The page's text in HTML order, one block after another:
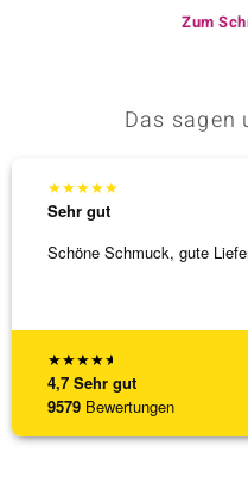
Zum
Das sagen
★★★★★
4,7 Sehr gut
9579 Bewertungen
★★★★★
Sehr gut
Schöne Schmuck, gute